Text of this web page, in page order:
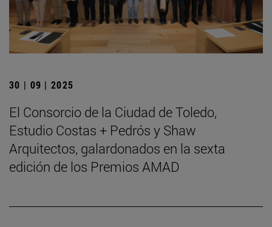
30 | 09 | 2025
El Consorcio de la Ciudad de Toledo,
Estudio Costas + Pedrós y Shaw
Arquitectos, galardonados en la sexta
edición de los Premios AMAD